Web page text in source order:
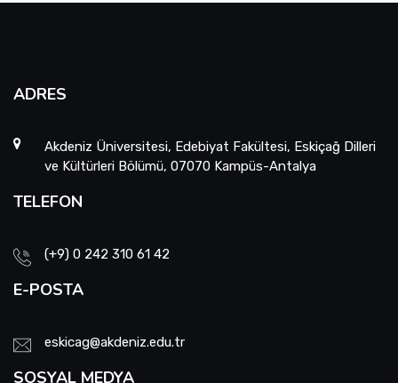
ADRES
Akdeniz Üniversitesi, Edebiyat Fakültesi, Eskiçağ Dilleri
ve Kültürleri Bölümü, 07070 Kampüs-Antalya
TELEFON
(+9) 0 242 310 61 42
E-POSTA
eskicag@akdeniz.edu.tr
SOSYAL MEDYA